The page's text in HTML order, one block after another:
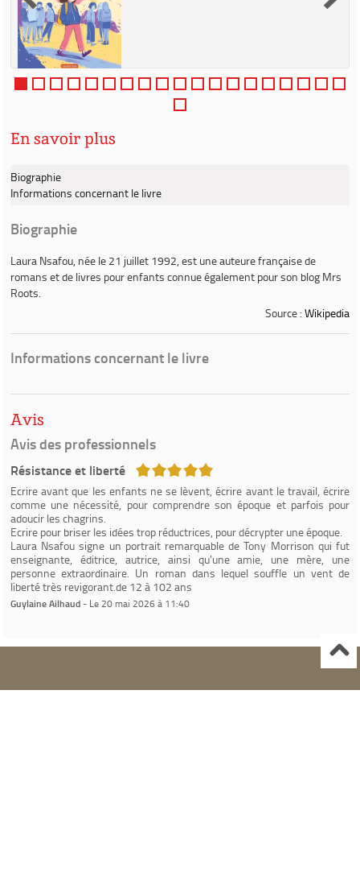
En savoir plus
Biographie
Informations concernant le livre
Biographie
Laura Nsafou, née le 21 juillet 1992, est une auteure française de
romans et de livres pour enfants connue également pour son blog Mrs
Roots.
Source : Wikipedia
Informations concernant le livre
Avis
Avis des professionnels
Résistance et liberté 5/5
Ecrire avant que les enfants ne se lèvent, écrire avant le travail, écrire
comme une nécessité, pour comprendre son époque et parfois pour
adoucir les chagrins.
Ecrire pour briser les idées trop réductrices, pour décrypter une époque.
Laura Nsafou signe un portrait remarquable de Tony Morrison qui fut
enseignante, éditrice, autrice, ainsi qu'une amie, une mère, une
personne extraordinaire. Un roman dans lequel souffle un vent de
Guylaine Ailhaud- Le 20 mai 2026 à 11:40